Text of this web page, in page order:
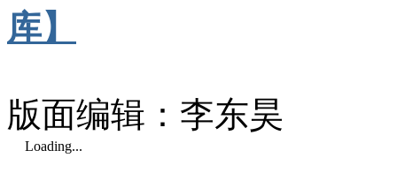
库】
版面编辑：李东昊
Loading...